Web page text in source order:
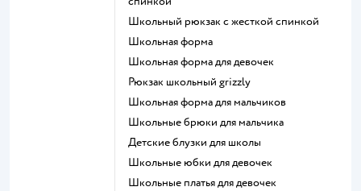
Школьный рюкзак с жесткой спинкой
Школьная форма
Школьная форма для девочек
Рюкзак школьный grizzly
Школьная форма для мальчиков
Школьные брюки для мальчика
Детские блузки для школы
Школьные юбки для девочек
Школьные платья для девочек